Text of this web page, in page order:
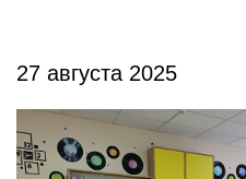
27 августа 2025